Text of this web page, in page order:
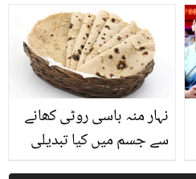
ہیں، مگر ان کے چند ایسے
ناقابل یقین فوائد جو شاید
ہی کسی کو معلوم ہوں
نہار منہ باسی روٹی کھانے
سے جسم میں کیا تبدیلی